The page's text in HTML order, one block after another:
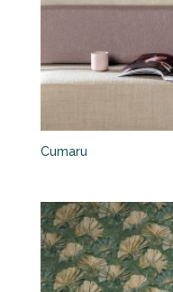
Cumaru